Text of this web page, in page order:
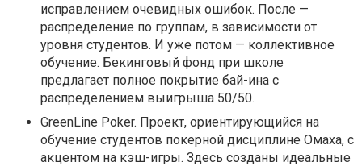
исправлением очевидных ошибок. После —
распределение по группам, в зависимости от
уровня студентов. И уже потом — коллективное
обучение. Бекинговый фонд при школе
предлагает полное покрытие бай-ина с
распределением выигрыша 50/50.
GreenLine Poker. Проект, ориентирующийся на
обучение студентов покерной дисциплине Омаха, с
акцентом на кэш-игры. Здесь созданы идеальные